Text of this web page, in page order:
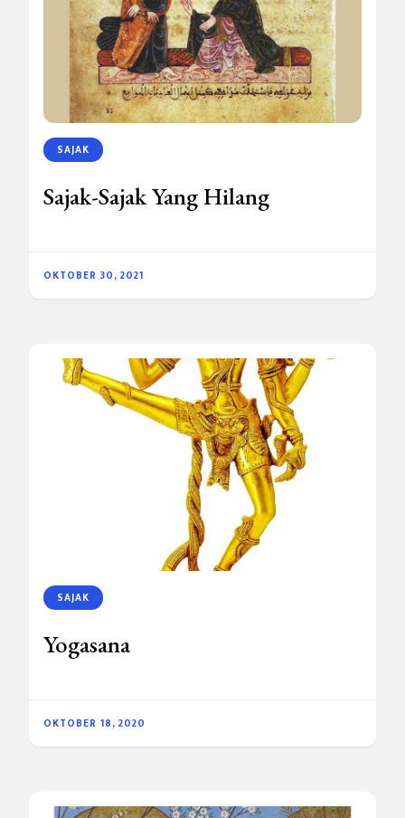
SAJAK
Sajak-Sajak Yang Hilang
OKTOBER 30, 2021
SAJAK
Yogasana
OKTOBER 18, 2020